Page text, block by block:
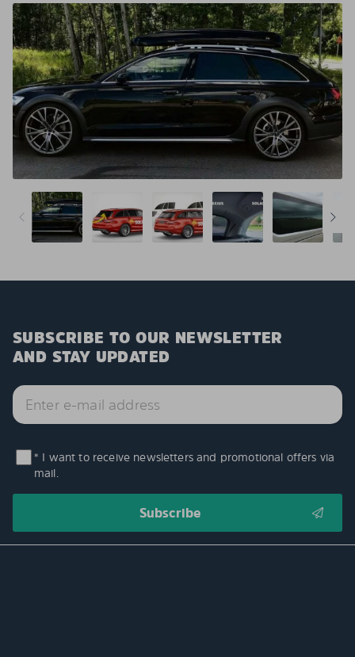
SUBSCRIBE TO OUR NEWSLETTER
AND STAY UPDATED
* I want to receive newsletters and promotional offers via
mail.